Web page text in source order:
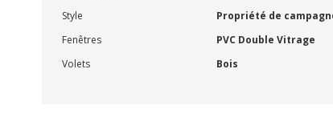
Style
Propriété de
Fenêtres
PVC Double Vitrage
Volets
Bois